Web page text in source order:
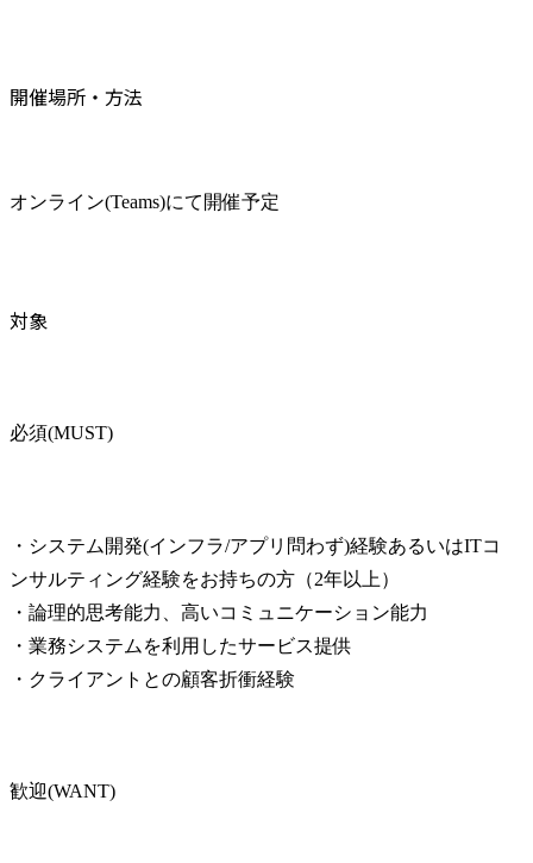
開催場所・方法
オンライン(Teams)にて開催予定
対象
必須(MUST)
・システム開発(インフラ/アプリ問わず)経験あるいはITコ
ンサルティング経験をお持ちの方（2年以上）
・論理的思考能力、高いコミュニケーション能力
・業務システムを利用したサービス提供
・クライアントとの顧客折衝経験
歓迎(WANT)